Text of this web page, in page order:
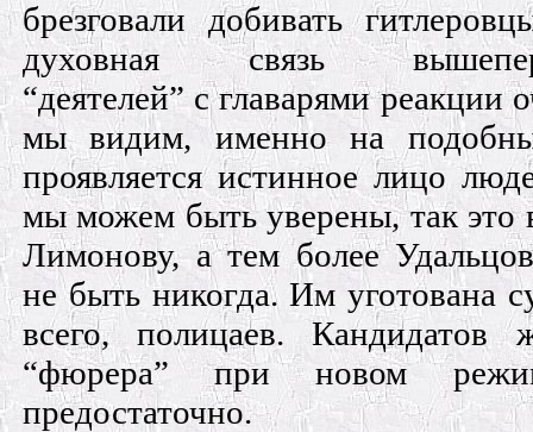
брезговали добивать
духовная связь
“деятелей” с главарями реакции
мы видим, именно на
проявляется истинное лицо
мы можем быть уверены, так это
Лимонову, а тем более
не быть никогда. Им уготована
всего, полицаев.
“фюрера” при новом
предостаточно.